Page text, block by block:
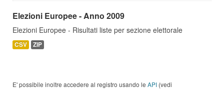
Elezioni Europee - Anno 2009
Elezioni Europee - Risultati liste per sezione elettorale
CSV ZIP
E' possibile inoltre accedere al registro usando le API (vedi